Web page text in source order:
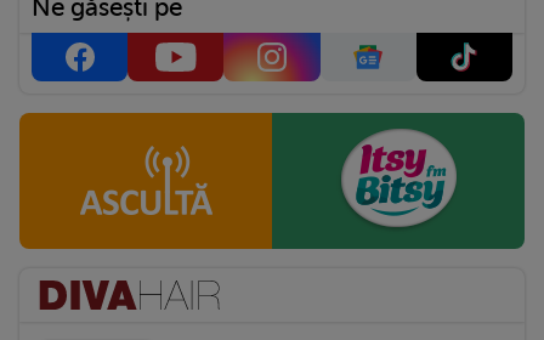
Ne găsești pe